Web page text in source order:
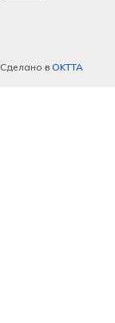
Сделано в OKTTA